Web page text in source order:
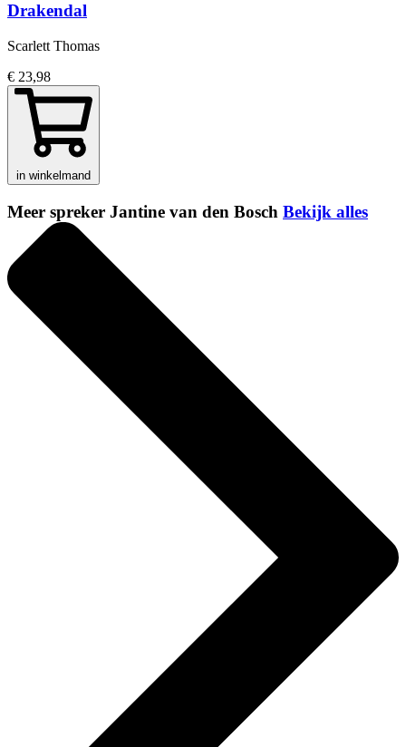
Drakendal
Scarlett Thomas
€ 23,98
in winkelmand
Meer spreker Jantine van den Bosch Bekijk alles